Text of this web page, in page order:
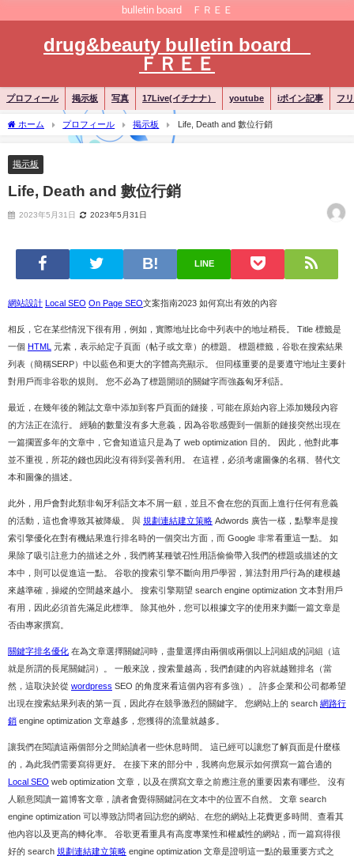
bulletin board ＦＲＥＥ
drug&beauty bulletin board
ＦＲＥＥ
プロフィール 掲示板 写真 17Live(イチナナ） youtube iポイン記事 フ
ホーム プロフィール 掲示板 Life, Death and 數位行銷
掲示板
Life, Death and 數位行銷
2023年5月31日 2023年5月31日
LINE
網站設計 Local SEO On Page SEO文案指南2023 如何寫出有效的內容
相反，它在某些情況下很有用，例如，實際地址比命中列表中的地址稍長。 Title 標籤是
一個
HTML
元素，表示給定子頁面（帖子或文章）的標題。 標題標籤，谷歌在搜索結果
列表（簡稱SERP）中以藍色和更大的字體高亮顯示。 但同樣重要的是要遵守地址主要針
對用戶而非谷歌的規則。 您不必為了標題開頭的關鍵字而強姦匈牙利語。
最近，在幾年後的雜誌文章中添加到客戶頁面的鏈接，可能在原始內容上添加幾段內容
的方法正在流行。 經驗的數量沒有多大意義，因為谷歌感覺到一個新的鏈接突然出現在
一篇擱置多年的文章中，它會知道這只是為了 web optimization 目的。 因此，他對此事
並不重視，所花的錢也因此沒有得到妥善利用。 在這裡，必須考慮圖像的名稱、替代文
本和圖像的描述。
此外，用戶會對此類非匈牙利語文本不屑一顧，並且不會在您的頁面上進行任何有意義
的活動，這也會導致其被降級。 與 規劃連結建立策略 Adwords 廣告一樣，點擊率是搜
索引擎優化在對有機結果進行排名時的一個突出方面，而 Google 非常看重這一點。 如
果除了吸引註意力的描述之外，我們將某種號召性用語偷偷帶入我們的標題或描述的文
本中，則可以促進這一點。 谷歌的搜索引擎不斷向用戶學習，算法對用戶行為的建模越
來越準確，操縱的空間越來越小。 搜索引擎期望 search engine optimization 文本對用戶
有用，因此必須首先滿足此標準。 除其他外，您可以根據文字的使用來判斷一篇文章是
否由專家撰寫。
關鍵字排名優化 在為文章選擇關鍵詞時，盡量選擇由兩個或兩個以上詞組成的詞組（這
就是所謂的長尾關鍵詞）。 一般來說，搜索量越高，我們創建的內容就越難排名（當
然，這取決於從 wordpress SEO 的角度來看這個內容有多強）。 許多企業和公司都希望
出現在搜索結果列表的第一頁，因此存在競爭激烈的關鍵字。 您網站上的 search 網路行
銷 engine optimization 文章越多，您獲得的流量就越多。
讓我們在閱讀這兩個部分之間給讀者一些休息時間。 這已經可以讓您了解頁面是什麼樣
的，為此我們需要寫得更好。 在接下來的部分中，我將向您展示如何撰寫一篇合適的
Local SEO web optimization 文章，以及在撰寫文章之前應注意的重要因素有哪些。 沒有
人願意閱讀一篇博客文章，讀者會覺得關鍵詞在文本中的位置不自然。 文章 search
engine optimization 可以導致訪問者回訪您的網站、在您的網站上花費更多時間、查看其
他內容以及更高的轉化率。 谷歌更看重具有高度專業性和權威性的網站，而一篇寫得很
好的 search 規劃連結建立策略 engine optimization 文章是證明這一點的最重要方式之